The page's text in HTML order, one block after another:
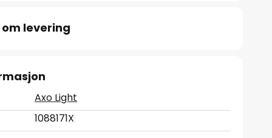
levering
Axo Light
1088171X